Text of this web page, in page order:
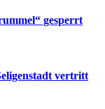
gesperrt
vertritt